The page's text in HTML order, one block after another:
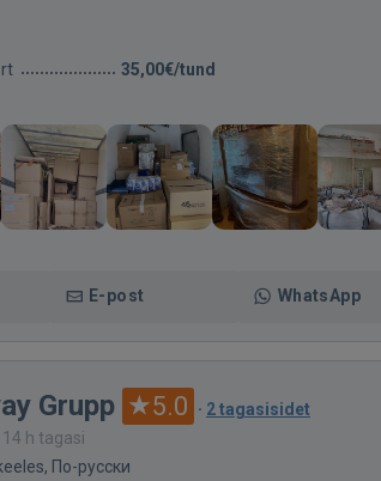
35,00€/tund
E-post WhatsApp
Grupp 5.0 · 2 tagasisidet
14 h tagasi
По-русски